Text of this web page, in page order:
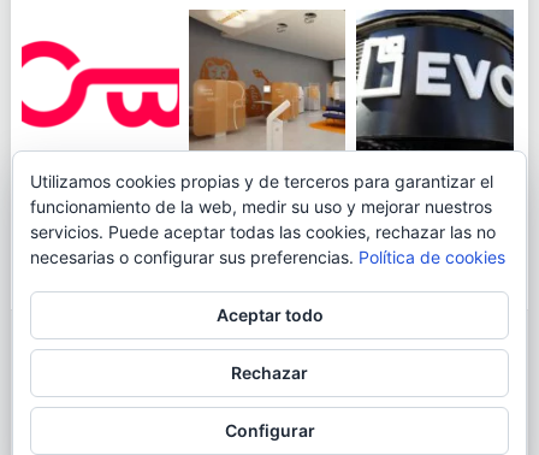
JUEGA AL
CANICÓDROMO
DIGITAL DE
OPENBANK
ING TOCA SUELO EN
LA RENTABILIDAD
DE SU CUENTA
NARANJA: 0,01% TAE
EVO BANK
PERMITIRÁ
INGRESAR DINERO
DESDE LAS OFICINAS
© 2026BLOGAHORRO.
CONTACTA CON EL AUTOR
MAPA DE LA WEB
MÁS INFORMACIÓN SOBRE LAS COOKIES
Utilizamos cookies propias y de terceros para garantizar el
funcionamiento de la web, medir su uso y mejorar nuestros
servicios. Puede aceptar todas las cookies, rechazar las no
necesarias o configurar sus preferencias. Política de cookies
Aceptar todo
Rechazar
Configurar